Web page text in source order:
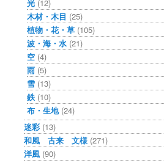
光 (12)
木材・木目 (25)
植物・花・草 (105)
波・海・水 (21)
空 (4)
雨 (5)
雪 (13)
鉄 (10)
布・生地(24)
迷彩 (13)
和風 古来 文様 (271)
洋風 (90)